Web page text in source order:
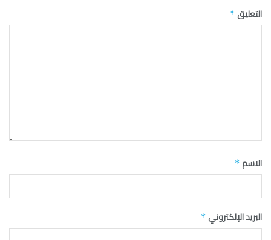
التعليق *
الاسم *
البريد الإلكتروني *